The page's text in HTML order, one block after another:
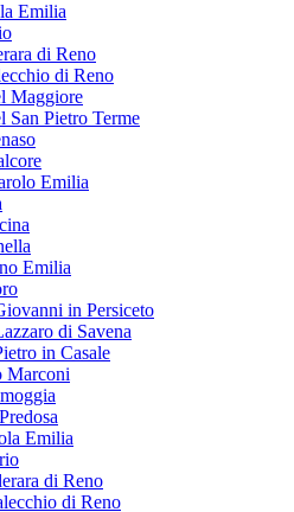
Emilia
di Reno
di Reno
Maggiore
San Pietro Terme
Emilia
Emilia
in Persiceto
di Savena
in Casale
Marconi
Emilia
di Reno
di Reno